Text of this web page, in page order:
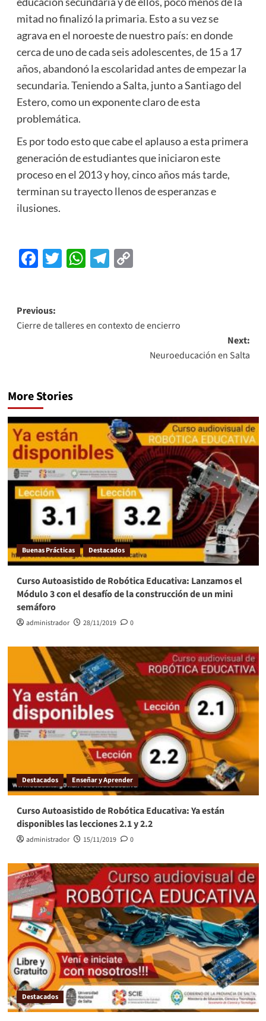
mitad no finalizó la primaria. Esto a su vez se
agrava en el noroeste de nuestro país: en donde
cerca de uno de cada seis adolescentes, de 15 a 17
años, abandonó la escolaridad antes de empezar la
secundaria. Teniendo a Salta, junto a Santiago del
Estero, como un exponente claro de esta
problemática.
Es por todo esto que cabe el aplauso a esta primera
generación de estudiantes que iniciaron este
proceso en el 2013 y hoy, cinco años más tarde,
terminan su trayecto llenos de esperanzas e
ilusiones.
Facebook
Twitter
WhatsApp
Telegram
Copy
Previous:
Cierre de talleres en contexto de encierro
Next:
Neuroeducación en Salta
More Stories
Buenas Prácticas Destacados
Curso Autoasistido de Robótica Educativa: Lanzamos el
Módulo 3 con el desafío de la construcción de un mini
semáforo
administrador 28/11/2019 0
Destacados Enseñar y Aprender
Curso Autoasistido de Robótica Educativa: Ya están
disponibles las lecciones 2.1 y 2.2
administrador 15/11/2019 0
Destacados